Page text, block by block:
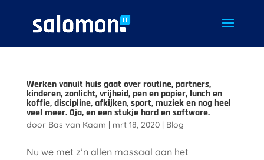
Werken vanuit huis gaat over routine, partners,
kinderen, zonlicht, vrijheid, pen en papier, lunch en
koffie, discipline, afkijken, sport, muziek en nog heel
veel meer. Oja, en een stukje hard en software.
door Bas van Kaam | mrt 18, 2020| Blog
Nu we met z’n allen massaal aan het